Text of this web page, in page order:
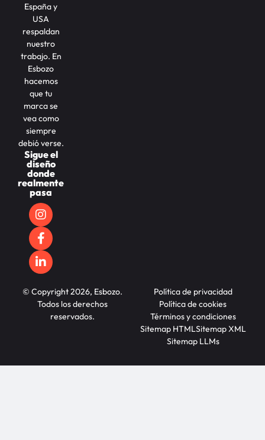
España y
USA
respaldan
nuestro
trabajo. En
Esbozo
hacemos
que tu
marca se
vea como
siempre
debió verse.
Sigue el
diseño
donde
realmente
pasa
© Copyright 2026, Esbozo.
Todos los derechos
reservados.
Política de privacidad
Política de cookies
Términos y condiciones
Sitemap HTMLSitemap XML
Sitemap LLMs